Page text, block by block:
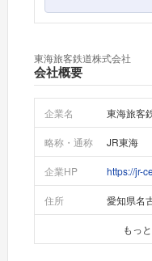
東海旅客鉄道株式会社
会社概要
企業名 東海旅客
略称・通称 JR東海
企業HP https://jr-
住所 愛知県名
もっ